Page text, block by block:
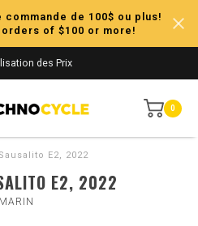
de 100$ ou plus!
of $100 or more!
des Prix
0
Sausalito E2, 2022
E2, 2022
MARIN